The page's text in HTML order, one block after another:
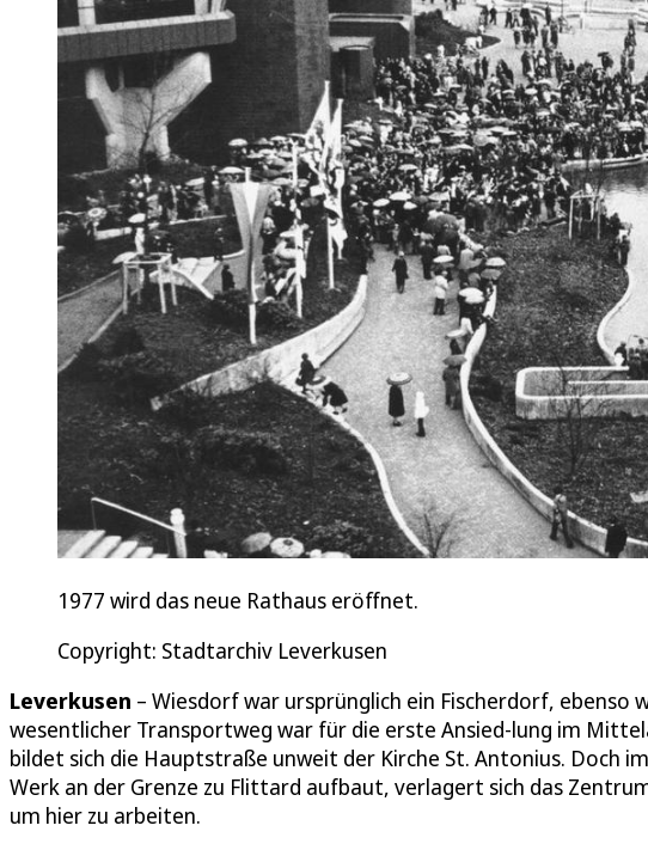
1977 wird das neue Rathaus eröffnet.
Copyright: Stadtarchiv Leverkusen
Leverkusen – Wiesdorf war ursprünglich ein Fischerdorf, ebenso
wesentlicher Transportweg war für die erste Ansied-lung im
bildet sich die Hauptstraße unweit der Kirche St. Antonius. Doch
Werk an der Grenze zu Flittard aufbaut, verlagert sich das
um hier zu arbeiten.